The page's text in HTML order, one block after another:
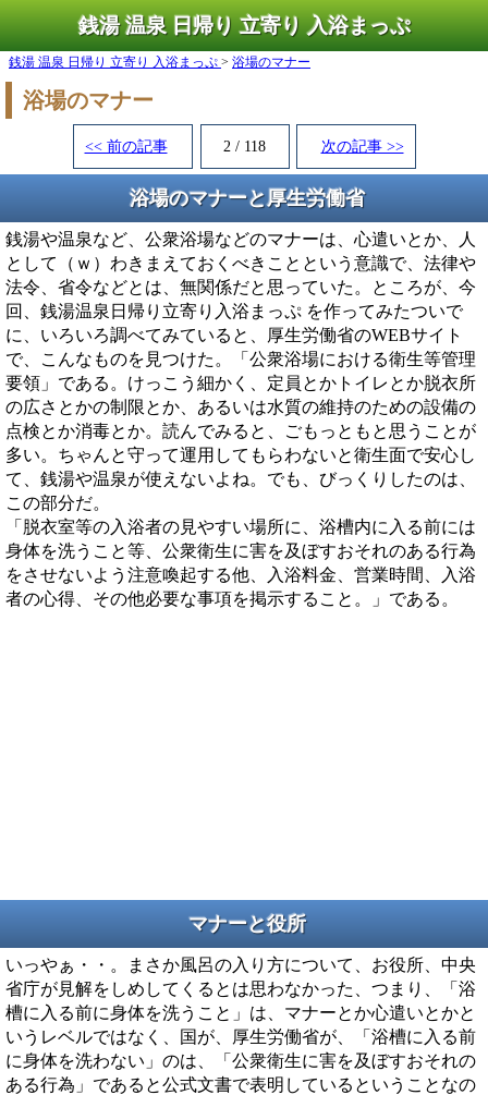
銭湯 温泉 日帰り 立寄り 入浴まっぷ
銭湯 温泉 日帰り 立寄り 入浴まっぷ 浴場のマナー
浴場のマナー
<< 前の記事 2 / 118 次の記事 >>
浴場のマナーと厚生労働省
銭湯や温泉など、公衆浴場などのマナーは、心遣いとか、人
として（ｗ）わきまえておくべきことという意識で、法律や
法令、省令などとは、無関係だと思っていた。ところが、今
回、銭湯温泉日帰り立寄り入浴まっぷ を作ってみたついで
に、いろいろ調べてみていると、厚生労働省のWEBサイト
で、こんなものを見つけた。「公衆浴場における衛生等管理
要領」である。けっこう細かく、定員とかトイレとか脱衣所
の広さとかの制限とか、あるいは水質の維持のための設備の
点検とか消毒とか。読んでみると、ごもっともと思うことが
多い。ちゃんと守って運用してもらわないと衛生面で安心し
て、銭湯や温泉が使えないよね。でも、びっくりしたのは、
この部分だ。
「脱衣室等の入浴者の見やすい場所に、浴槽内に入る前には
身体を洗うこと等、公衆衛生に害を及ぼすおそれのある行為
をさせないよう注意喚起する他、入浴料金、営業時間、入浴
者の心得、その他必要な事項を掲示すること。」である。
マナーと役所
いっやぁ・・。まさか風呂の入り方について、お役所、中央
省庁が見解をしめしてくるとは思わなかった、つまり、「浴
槽に入る前に身体を洗うこと」は、マナーとか心遣いとかと
いうレベルではなく、国が、厚生労働省が、「浴槽に入る前
に身体を洗わない」のは、「公衆衛生に害を及ぼすおそれの
ある行為」であると公式文書で表明しているということなの